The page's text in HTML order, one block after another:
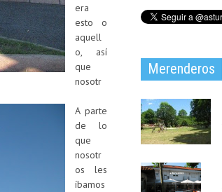
era
esto o
aquell
o, así
que
nosotr
A parte
de lo
que
nosotr
os les
íbamos
Merenderos